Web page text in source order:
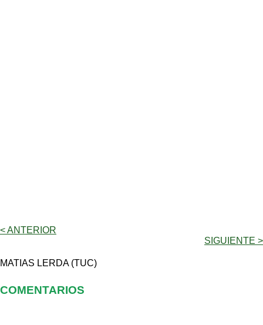
< ANTERIOR
SIGUIENTE >
MATIAS LERDA (TUC)
COMENTARIOS